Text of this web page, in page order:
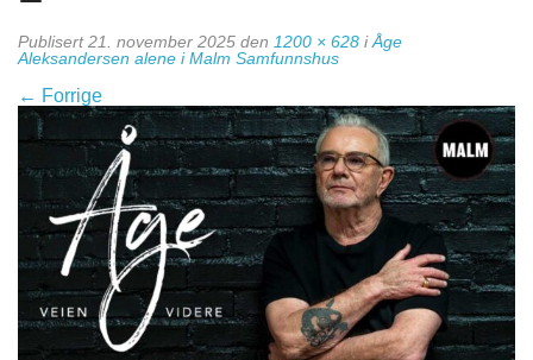
Publisert21. november 2025 den 1200 × 628 iÅge
Aleksandersen alene i Malm Samfunnshus
← Forrige